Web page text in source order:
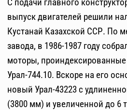
выпуск двигателей решили
Кустанай Казахской ССР. По
завода, в 1986-1987 году
моторы, проиндексированные
Урал-744.10. Вскоре на его
новый Урал-43223 с
(3800 мм) и увеличенной до 6